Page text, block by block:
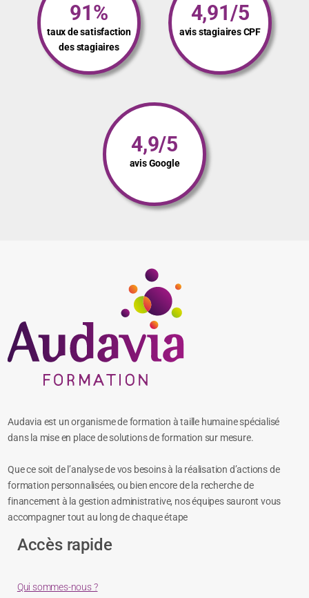
91%
taux de satisfaction
des stagiaires
4,91/5
avis stagiaires CPF
4,9/5
avis Google
Audavia est un organisme de formation à taille humaine spécialisé
dans la mise en place de solutions de formation sur mesure.
Que ce soit de l’analyse de vos besoins à la réalisation d’actions de
formation personnalisées, ou bien encore de la recherche de
financement à la gestion administrative, nos équipes sauront vous
accompagner tout au long de chaque étape
Accès rapide
Qui sommes-nous ?